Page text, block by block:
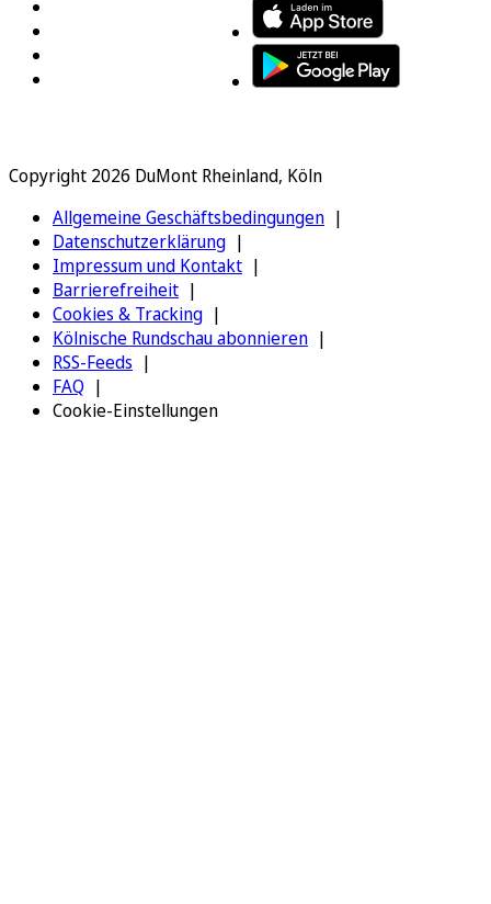
Copyright 2026 DuMont Rheinland, Köln
Allgemeine Geschäftsbedingungen
Datenschutzerklärung
Impressum und Kontakt
Barrierefreiheit
Cookies & Tracking
Kölnische Rundschau abonnieren
RSS-Feeds
FAQ
Cookie-Einstellungen